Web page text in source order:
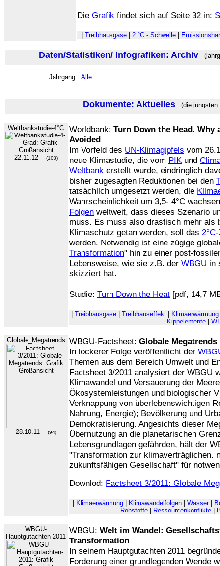
Die Grafik findet sich auf Seite 32 in:
Treibhausgase 2 °C - Schwelle
Daten/Statistiken/ Infografiken: Archiv
Jahrgang: Alle
Dokumente: Aktuelles (die jüngsten
Weltbankstudie-4°C
22.11.12 (103)
Worldbank: Turn Down the Head. Why
Avoided
Im Vorfeld des UN-Klimagipfels vom
neue Klimastudie, die vom PIK und
Weltbank erstellt wurde, eindringlich
bisher zugesagten Reduktionen bei den
tatsächlich umgesetzt werden, die
Wahrscheinlichkeit um 3,5- 4°C
Folgen weltweit, dass dieses Szenario
muss. Es muss also drastisch mehr als
Klimaschutz getan werden, soll das
werden. Notwendig ist eine zügige
Transformation" hin zu einer post-
Lebensweise, wie sie z.B. der WBGU in
skizziert hat.
Studie: Turn Down the Heat [pdf, 14,7
Treibhausgase Treibhauseffekt Klimaerwärmung
Kippelemente|
Globale_Megatrends
28.10.11 (94)
WBGU-Factsheet: Globale Megatrends
In lockerer Folge veröffentlicht der
Themen aus dem Bereich Umwelt und
Factsheet 3/2011 analysiert der WBGU
Klimawandel und Versauerung der
Ökosystemleistungen und biologischer
Verknappung von überlebenswichtigen
Nahrung, Energie); Bevölkerung und
Demokratisierung. Angesichts dieser
Übernutzung an die planetarischen
Lebensgrundlagen gefährden, hält der
"Transformation zur klimaverträglichen,
zukunftsfähigen Gesellschaft" für
Downlod: Factsheet 3/2011: Globale
Klimaerwärmung Klimawandelfolgen Wasser|
Rohstoffe
Ressourcenkonflikte
WBGU-
Hauptgutachten-2011
WBGU: Welt im Wandel:
Transformation
In seinem Hauptgutachten 2011
Forderung einer grundlegenden Wende